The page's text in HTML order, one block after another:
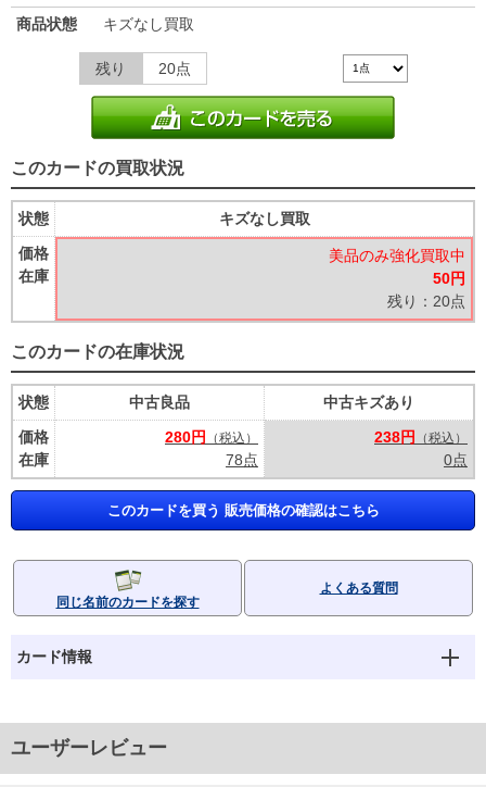
商品状態
キズなし買取
残り 20点
このカードの買取状況
状態
価格
在庫
キズなし買取
美品のみ強化買取中
50円
残り：20点
このカードの在庫状況
状態
価格
在庫
中古良品
280円
（税込）
78点
中古キズあり
238円
（税込）
0点
このカードを買う 販売価格の確認はこちら
同じ名前のカードを探す
よくある質問
カード情報
ユーザーレビュー